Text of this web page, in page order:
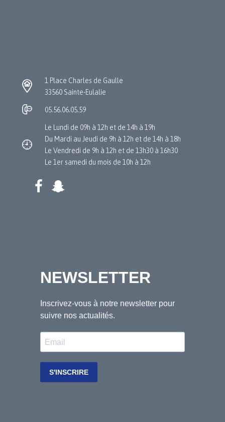
1 Place Charles de Gaulle
33560 Sainte-Eulalie
05.56.06.05.59
Le Lundi de 09h à 12h et de 14h à 19h
Du Mardi au Jeudi de 9h à 12h et de 14h à 18h
Le Vendredi de 9h à 12h et de 13h30 à 16h30
Le 1er samedi du mois de 10h à 12h